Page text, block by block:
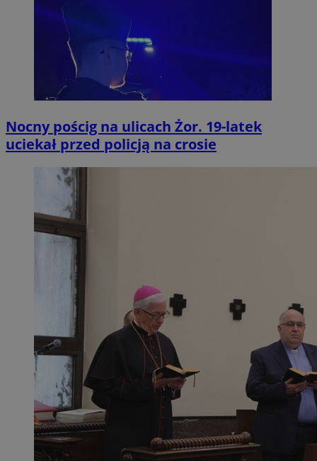
Nocny pościg na ulicach Żor. 19-latek
uciekał przed policją na crosie